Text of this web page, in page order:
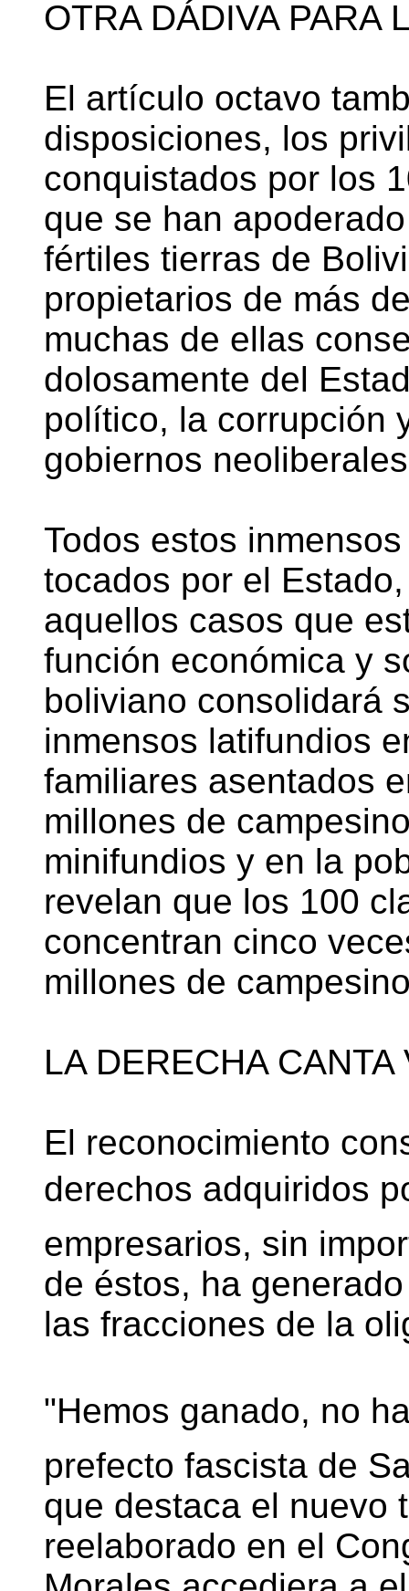
OTRA DÁDIVA PARA
El artículo octavo
disposiciones, los
conquistados por los
que se han
fértiles tierras de
propietarios de más
muchas de ellas
dolosamente del
político, la corrupción
gobiernos
Todos estos
tocados por el
aquellos casos que
función económica y
boliviano consolidará
inmensos latifundios
familiares asentados
millones de
minifundios y en la
revelan que los 100
concentran cinco
millones de
LA DERECHA CANTA
El reconocimiento
derechos adquiridos
empresarios, sin
de éstos, ha
las fracciones de la
"Hemos ganado, no
prefecto fascista de
que destaca el nuevo
reelaborado en el